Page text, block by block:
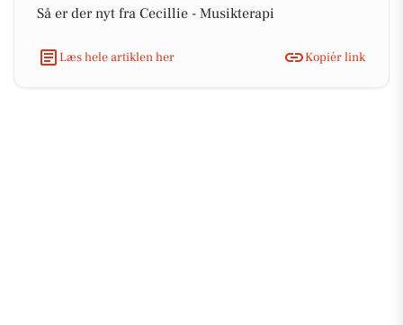
Så er der nyt fra Cecillie - Musikterapi
Læs hele artiklen her Kopiér link